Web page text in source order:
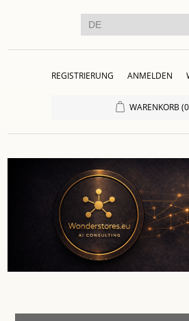
REGISTRIERUNG ANMELDEN
WARENKORB